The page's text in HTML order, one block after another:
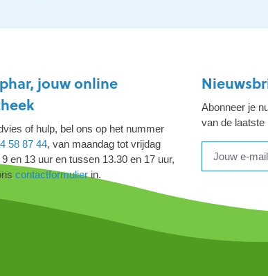
jouw online
of hulp, bel ons op het nummer
58 87 44, van maandag tot vrijdag
en 13 uur en tussen 13.30 en 17 uur,
contactformulierin.
Abonneer je
van de laatste